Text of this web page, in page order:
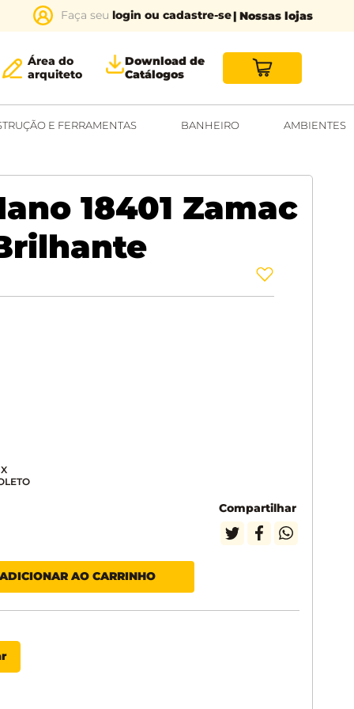
login ou cadastre-se| Nossas lojas
Área do
arquiteto
Download de
Catálogos
E FERRAMENTAS BANHEIRO AMBIENTES
18401 Zamac
Compartilhar
ADICIONAR AO CARRINHO